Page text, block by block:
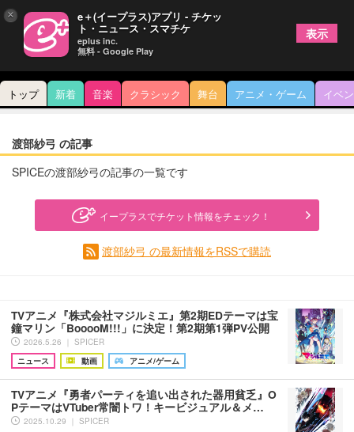
トップ 新着 音楽 クラシック 舞台 アニメ・ゲーム イベ
渡部紗弓 の記事
SPICEの渡部紗弓の記事の一覧です
イープラスでチケット情報をチェック！
渡部紗弓 の最新情報をRSSで購読
TVアニメ『株式会社マジルミエ』第2期EDテーマは宝
鐘マリン「BooooM!!!」に決定！第2期第1弾PV公開
2026.5.26 ｜ SPICER
ニュース
動画 アニメ/ゲーム
TVアニメ『勇者パーティを追い出された器用貧乏』O
PテーマはVTuber常闇トワ！キービジュアル＆メ…
2025.10.29 ｜ SPICER
× e＋(イープラス)アプリ - チケッ
ト・ニュース・スマチケ
eplus inc.
無料 - Google Play
表示